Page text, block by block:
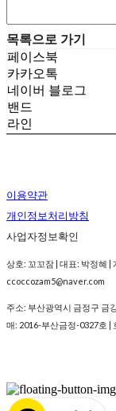
목록으로 가기
페이스북
카카오톡
네이버 블로그
밴드
라인
이용약관
개인정보처리방침
사업자정보확인
상호: 꼬꼬잠 | 대표: 박정혜 |
ccoccozam5@naver.com
주소: 부산광역시 금정구 금
매: 2016-부산금정-0327호 |